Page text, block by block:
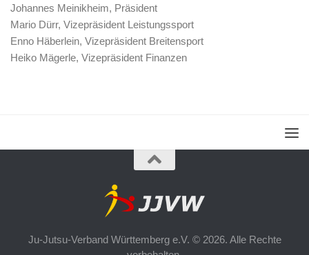
Johannes Meinikheim, Präsident
Mario Dürr, Vizepräsident Leistungssport
Enno Häberlein, Vizepräsident Breitensport
Heiko Mägerle, Vizepräsident Finanzen
Ju-Jutsu-Verband Württemberg e.V. © 2026. Alle Rechte